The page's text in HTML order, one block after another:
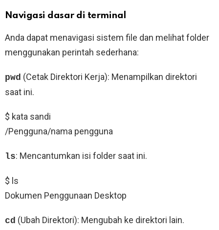
Navigasi dasar di terminal
Anda dapat menavigasi sistem file dan melihat folder
menggunakan perintah sederhana:
pwd (Cetak Direktori Kerja): Menampilkan direktori
saat ini.
$ kata sandi
/Pengguna/nama pengguna
ls: Mencantumkan isi folder saat ini.
$ ls
Dokumen Penggunaan Desktop
cd (Ubah Direktori): Mengubah ke direktori lain.